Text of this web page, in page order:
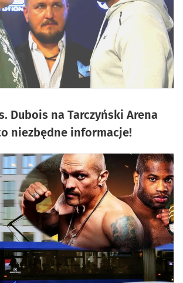
Dubois na Tarczyński Arena
niezbędne informacje!